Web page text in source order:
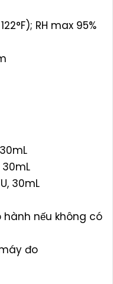
RH max 95%
30mL
30mL
hành nếu không có
đo